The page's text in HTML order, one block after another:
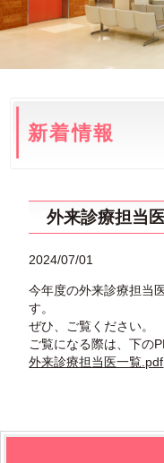
新着情報
外来診療担当
2024/07/01
今年度の外来診療担当
す。
ぜひ、ご覧ください。
ご覧になる際は、下の
外来診療担当医一覧.pdf